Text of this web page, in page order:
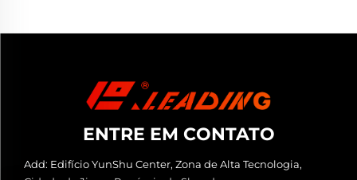
ENTRE EM CONTATO
Add: Edifício YunShu Center, Zona de Alta Tecnologia,